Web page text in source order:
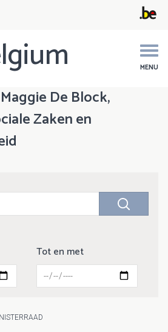
MENU
De Block,
Zaken en
Tot en met